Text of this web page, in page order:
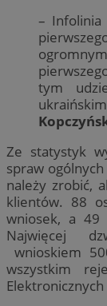
–
tym
Ze statystyk
spraw
należy zrobić,
klientów. 88
wniosek, a 49
Najwięcej
wnioskiem
wszystkim
Elektronicznych